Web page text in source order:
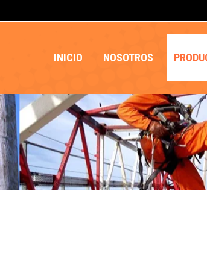
INICIO NOSOTROS